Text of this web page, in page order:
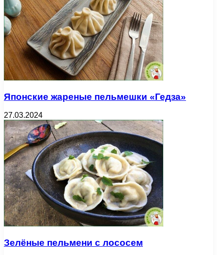
Японские жареные пельмешки «Гедза»
27.03.2024
Зелёные пельмени с лососем